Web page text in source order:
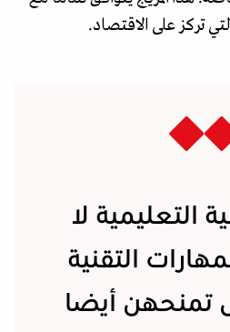
تركز على الاقتصاد.
التعليمية لا
التقنية
أيضا